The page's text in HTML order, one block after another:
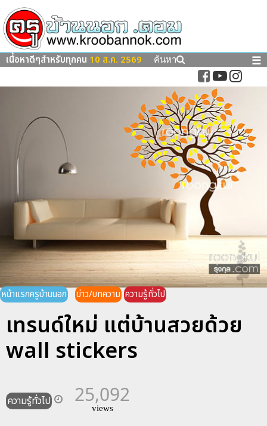
เนื้อหาดีๆสำหรับทุกคน 10 ส.ค. 2569 ค้นหา ☰
หน้าแรกครูบ้านนอก ข่าว/บทความ ความรู้ทั่วไป
เทรนด์ใหม่ แต่บ้านสวยด้วย
wall stickers
ความรู้ทั่วไป 25,092
views